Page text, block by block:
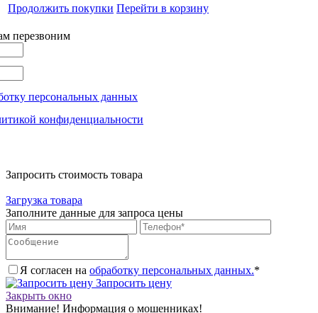
Продолжить покупки Перейти в корзину
перезвоним
персональных данных
конфиденциальности
Запросить стоимость товара
Загрузка товара
Заполните данные для запроса цены
Я согласен на обработку персональных данных.*
Запросить цену
Закрыть окно
Внимание! Информация о мошенниках!